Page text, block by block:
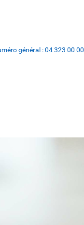
général :04 323 00 00